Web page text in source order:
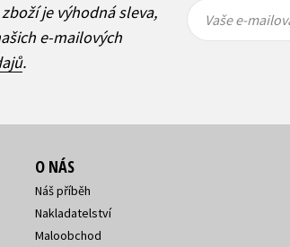
je výhodná sleva,
e-mailových
.
mailová
mailová
Vaše e-
O NÁS
Náš příběh
Nakladatelství
Maloobchod